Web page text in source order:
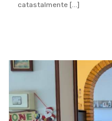
catastalmente [...]